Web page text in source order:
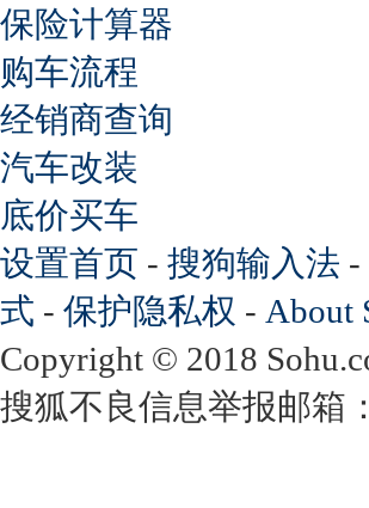
保险计算器
购车流程
经销商查询
汽车改装
底价买车
设置首页 - 搜狗输入法 -
式 - 保护隐私权 - About
Copyright © 2018
搜狐不良信息举报邮箱：